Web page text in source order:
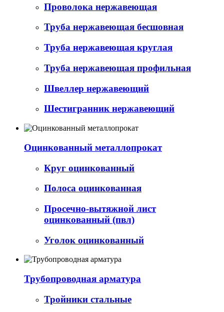
Проволока нержавеющая
Труба нержавеющая бесшовная
Труба нержавеющая круглая
Труба нержавеющая профильная
Швеллер нержавеющий
Шестигранник нержавеющий
Оцинкованный металлопрокат
Круг оцинкованный
Полоса оцинкованная
Просечно-вытяжной лист
оцинкованный (пвл)
Уголок оцинкованный
Трубопроводная арматура
Тройники стальные